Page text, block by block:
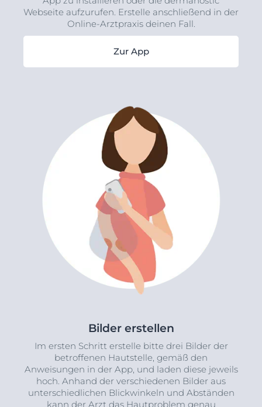
Webseite aufzurufen. Erstelle anschließend in der
Online-Arztpraxis deinen Fall.
Zur App
Bilder erstellen
Im ersten Schritt erstelle bitte drei Bilder der
betroffenen Hautstelle, gemäß den
Anweisungen in der App, und laden diese jeweils
hoch. Anhand der verschiedenen Bilder aus
unterschiedlichen Blickwinkeln und Abständen
kann der Arzt das Hautproblem genau